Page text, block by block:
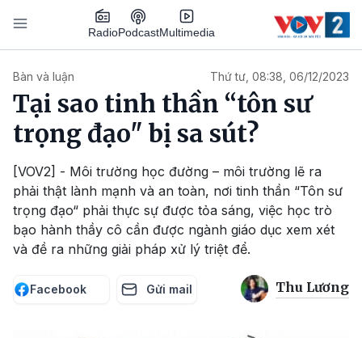
Nhảy đến nội dung
RadioPodcastMultimedia
Bàn và luận Thứ tư, 08:38, 06/12/2023
Tại sao tinh thần “tôn sư
trọng đạo" bị sa sút?
[VOV2] - Môi trường học đường – môi trường lẽ ra
phải thật lành mạnh và an toàn, nơi tinh thần “Tôn sư
trọng đạo“ phải thực sự được tỏa sáng, việc học trò
bạo hành thầy cô cần được ngành giáo dục xem xét
và đề ra những giải pháp xử lý triệt để.
Facebook Gửi mail Thu Lương